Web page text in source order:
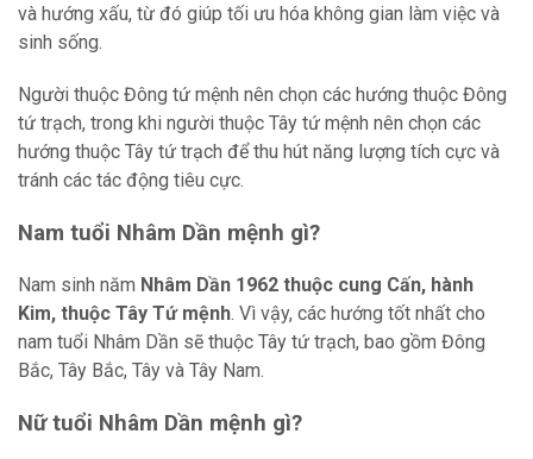
và hướng xấu, từ đó giúp tối ưu hóa không gian làm việc và
sinh sống.
Người thuộc Đông tứ mệnh nên chọn các hướng thuộc Đông
tứ trạch, trong khi người thuộc Tây tứ mệnh nên chọn các
hướng thuộc Tây tứ trạch để thu hút năng lượng tích cực và
tránh các tác động tiêu cực.
Nam tuổi Nhâm Dần mệnh gì?
Nam sinh năm Nhâm Dần 1962 thuộc cung Cấn, hành
Kim, thuộc Tây Tứ mệnh. Vì vậy, các hướng tốt nhất cho
nam tuổi Nhâm Dần sẽ thuộc Tây tứ trạch, bao gồm Đông
Bắc, Tây Bắc, Tây và Tây Nam.
Nữ tuổi Nhâm Dần mệnh gì?